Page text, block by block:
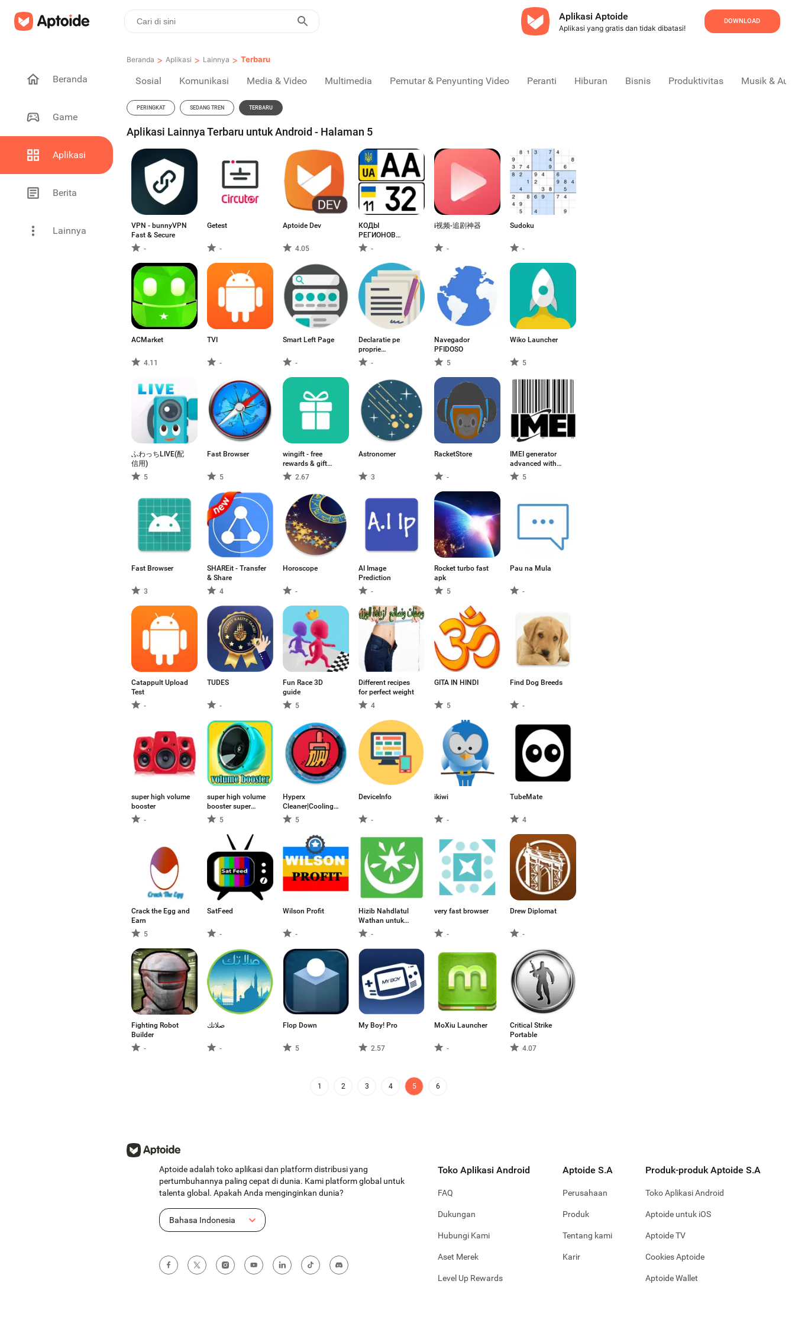
Aplikasi Aptoide
Aplikasi yang gratis dan tidak dibatasi!
DOWNLOAD
Beranda
Game
Aplikasi
Berita
Lainnya
Beranda > Aplikasi > Lainnya > Terbaru
Sosial Komunikasi Media & Video Multimedia Pemutar & Penyunting Video Peranti Hiburan Bisnis Produktivitas Musik &
PERINGKAT SEDANG TREN TERBARU
Aplikasi Lainnya Terbaru untuk Android - Halaman 5
VPN - bunnyVPN
Fast & Secure
-
Getest
-
Aptoide Dev
4.05
КОДЫ
РЕГИОНОВ
УКРАИНА
-
i视频-追剧神器
-
Sudoku
-
ACMarket
4.11
TVI
-
Smart Left Page
-
Declaratie pe
proprie
raspundere
-
Navegador
PFIDOSO
5
Wiko Launcher
5
ふわっちLIVE(配
信用)
5
Fast Browser
5
wingift - free
rewards & gift
cards2.67
Astronomer
3
RacketStore
-
IMEI generator
advanced with
analyzer
5
Fast Browser
3
SHAREit - Transfer
& Share
4
Horoscope
-
AI Image
Prediction
-
Rocket turbo fast
apk
5
Pau na Mula
-
Catappult Upload
Test
-
TUDES
-
Fun Race 3D
guide
5
Different recipes
for perfect weight
4
GITA IN HINDI
5
Find Dog Breeds
-
super high volume
booster
-
super high volume
booster super
loud5
Hyperx
Cleaner|Cooling
Master
5
DeviceInfo
-
ikiwi
-
TubeMate
4
Crack the Egg and
Earn
5
SatFeed
-
Wilson Profit
-
Hizib Nahdlatul
Wathan untuk
Android
-
very fast browser
-
Drew Diplomat
-
Fighting Robot
Builder
-
صلاتك
-
Flop Down
5
My Boy! Pro
2.57
MoXiu Launcher
-
Critical Strike
Portable
4.07
1 2 3 4 5 6
Aptoide adalah toko aplikasi dan platform distribusi yang
pertumbuhannya paling cepat di dunia. Kami platform global untuk
talenta global. Apakah Anda menginginkan dunia?
Bahasa Indonesia
Toko Aplikasi Android
FAQ
Dukungan
Hubungi Kami
Aset Merek
Level Up Rewards
Aptoide S.A
Perusahaan
Produk
Tentang kami
Karir
Produk-produk Aptoide S.A
Toko Aplikasi Android
Aptoide untuk iOS
Aptoide TV
Cookies Aptoide
Aptoide Wallet